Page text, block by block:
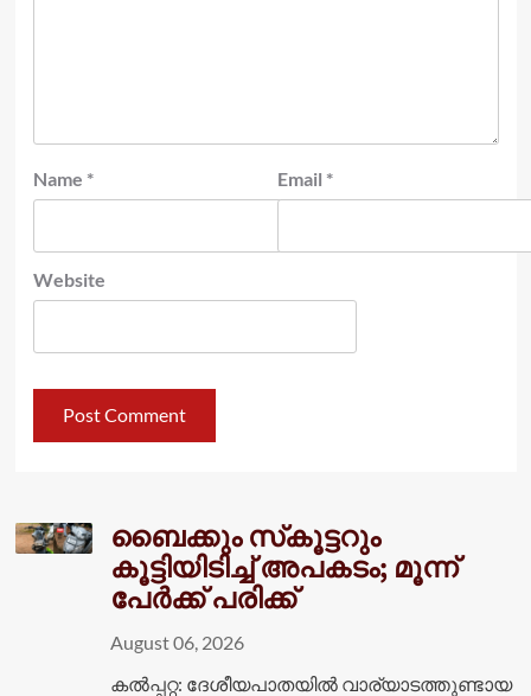
Name * Email *
Website
ബൈക്കും സ്‌കൂട്ടറും
കൂട്ടിയിടിച്ച് അപകടം; മൂന്ന്
പേർക്ക് പരിക്ക്
August 06, 2026
കൽപ്പറ്റ: ദേശീയപാതയിൽ വാര്യാടത്തുണ്ടായ